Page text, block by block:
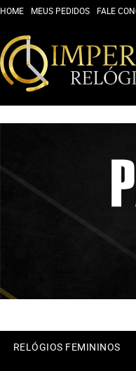
HOME MEUS PEDIDOS FALE
RELÓGIOS FEMININOS